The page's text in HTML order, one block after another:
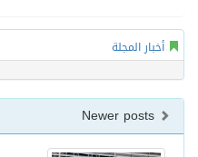
أخبار المجلة